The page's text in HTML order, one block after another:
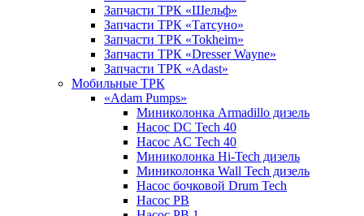
Запчасти ТРК «Шельф»
Запчасти ТРК «Татсуно»
Запчасти ТРК «Tokheim»
Запчасти ТРК «Dresser Wayne»
Запчасти ТРК «Adast»
Мобильные ТРК
«Adam Pumps»
Миниколонка Armadillo дизель
Насос DC Tech 40
Насос AC Tech 40
Миниколонка Hi-Tech дизель
Миниколонка Wall Tech дизель
Насос бочковой Drum Tech
Насос PB